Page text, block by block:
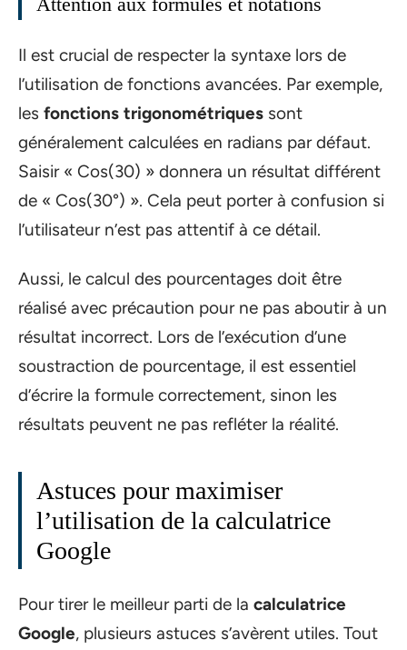
Il est crucial de respecter la syntaxe lors de
l’utilisation de fonctions avancées. Par exemple,
les fonctions trigonométriques sont
généralement calculées en radians par défaut.
Saisir « Cos(30) » donnera un résultat différent
de « Cos(30°) ». Cela peut porter à confusion si
l’utilisateur n’est pas attentif à ce détail.
Aussi, le calcul des pourcentages doit être
réalisé avec précaution pour ne pas aboutir à un
résultat incorrect. Lors de l’exécution d’une
soustraction de pourcentage, il est essentiel
d’écrire la formule correctement, sinon les
résultats peuvent ne pas refléter la réalité.
Astuces pour maximiser
l’utilisation de la calculatrice
Google
Pour tirer le meilleur parti de la calculatrice
Google, plusieurs astuces s’avèrent utiles. Tout